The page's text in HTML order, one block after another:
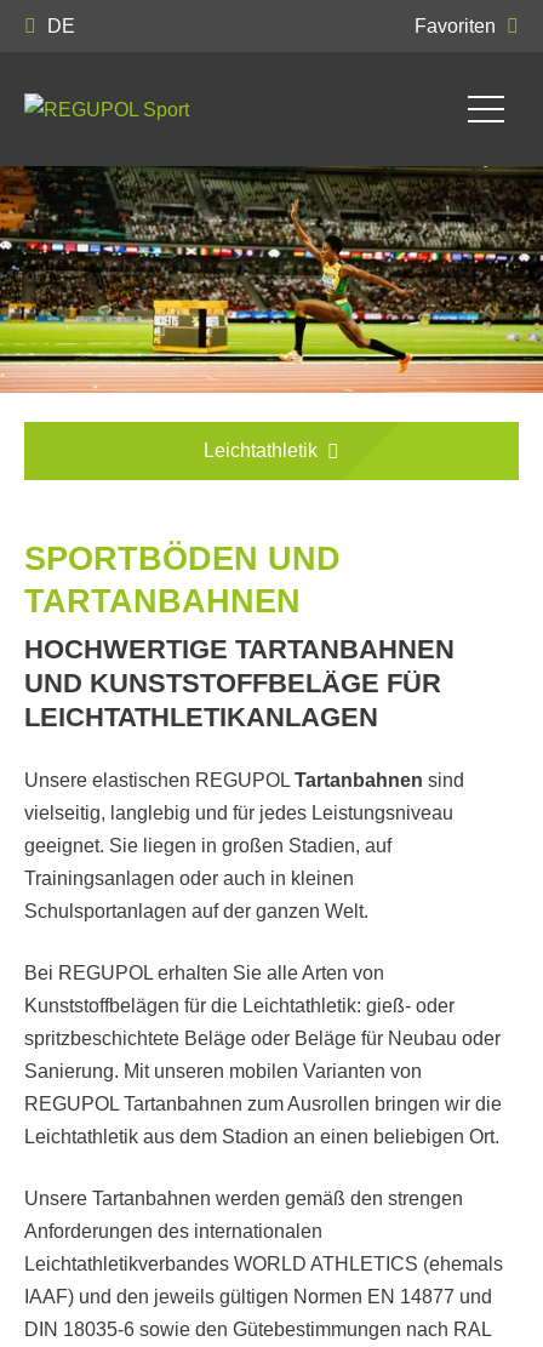
DE Favoriten
Leichtathletik
SPORTBÖDEN UND
TARTANBAHNEN
HOCHWERTIGE TARTANBAHNEN
UND KUNSTSTOFFBELÄGE FÜR
LEICHTATHLETIKANLAGEN
Unsere elastischen REGUPOLTartanbahnen sind
vielseitig, langlebig und für jedes Leistungsniveau
geeignet. Sie liegen in großen Stadien, auf
Trainingsanlagen oder auch in kleinen
Schulsportanlagen auf der ganzen Welt.
Bei REGUPOL erhalten Sie alle Arten von
Kunststoffbelägen für die Leichtathletik: gieß- oder
spritzbeschichtete Beläge oder Beläge für Neubau oder
Sanierung. Mit unseren mobilen Varianten von
REGUPOL Tartanbahnen zum Ausrollen bringen wir die
Leichtathletik aus dem Stadion an einen beliebigen Ort.
Unsere Tartanbahnen werden gemäß den strengen
Anforderungen des internationalen
Leichtathletikverbandes WORLD ATHLETICS (ehemals
IAAF) und den jeweils gültigen Normen EN 14877 und
DIN 18035-6 sowie den Gütebestimmungen nach RAL